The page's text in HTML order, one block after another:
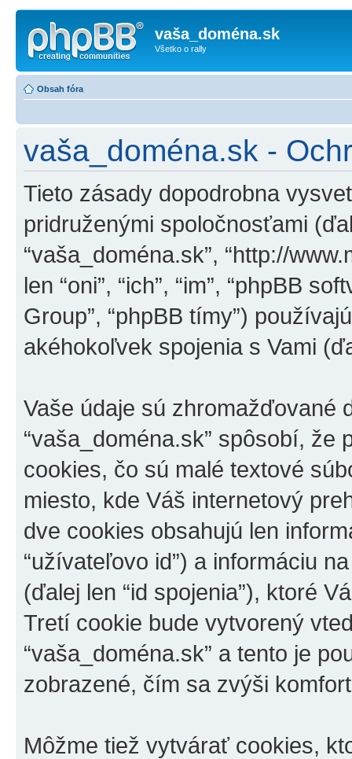
vaša_doména.sk
Všetko o rally
Obsah fóra
vaša_doména.sk -
Tieto zásady dopodrobna
pridruženými spoločnosťami
“vaša_doména.sk”, “http://
len “oni”, “ich”, “im”, “phpBB
Group”, “phpBB tímy”)
akéhokoľvek spojenia s Vami
Vaše údaje sú zhromažďované
“vaša_doména.sk” spôsobí,
cookies, čo sú malé textové
miesto, kde Váš internetový
dve cookies obsahujú len
“užívateľovo id”) a informáciu
(ďalej len “id spojenia”), ktoré
Tretí cookie bude vytvorený
“vaša_doména.sk” a tento je
zobrazené, čím sa zvýši
Môžme tiež vytvárať cookies,